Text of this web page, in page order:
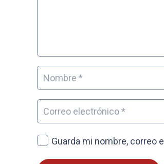
Guarda mi nombre, correo